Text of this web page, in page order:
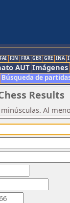
FAI FIN FRA GER GRE INA
AUT Imágenes
Búsqueda de
Results
Al